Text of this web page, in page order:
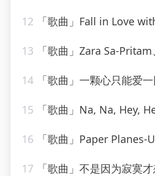
12 「歌曲」Fall in Love
13 「歌曲」Zara Sa-
14 「歌曲」一颗心只能爱
15 「歌曲」Na, Na, Hey, Hey, Kiss Him
16 「歌曲」Paper Planes-
17 「歌曲」不是因为寂寞